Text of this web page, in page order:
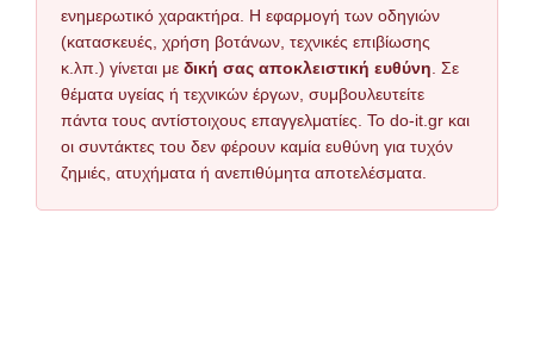
ενημερωτικό χαρακτήρα. Η εφαρμογή των οδηγιών
(κατασκευές, χρήση βοτάνων, τεχνικές επιβίωσης
κ.λπ.) γίνεται με δική σας αποκλειστική ευθύνη . Σε
θέματα υγείας ή τεχνικών έργων, συμβουλευτείτε
πάντα τους αντίστοιχους επαγγελματίες. Το do-it.gr και
οι συντάκτες του δεν φέρουν καμία ευθύνη για τυχόν
ζημιές, ατυχήματα ή ανεπιθύμητα αποτελέσματα.